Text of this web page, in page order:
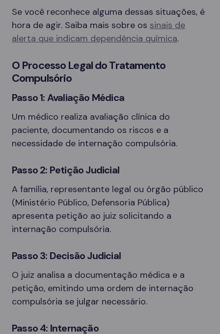
Se você reconhece alguma dessas situações, é
hora de agir. Saiba mais sobre os sinais de
alerta que indicam dependência química.
O Processo Legal do Tratamento
Compulsório
Passo 1: Avaliação Médica
Um médico realiza avaliação clínica do
paciente, documentando os riscos e a
necessidade de internação compulsória.
Passo 2: Petição Judicial
A família, representante legal ou órgão público
(Ministério Público, Defensoria Pública)
apresenta petição ao juiz solicitando a
internação compulsória.
Passo 3: Decisão Judicial
O juiz analisa a documentação médica e a
petição, emitindo uma ordem de internação
compulsória se julgar necessário.
Passo 4: Internação